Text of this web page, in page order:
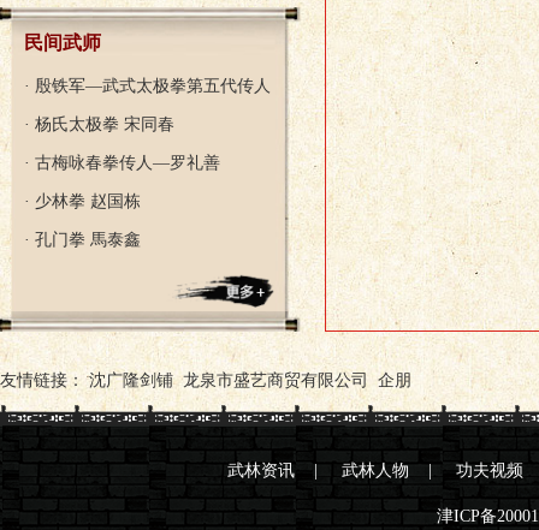
民间武师
· 殷铁军—武式太极拳第五代传人
· 杨氏太极拳 宋同春
· 古梅咏春拳传人—罗礼善
· 少林拳 赵国栋
· 孔门拳 馬泰鑫
友情链接：沈广隆剑铺 龙泉市盛艺商贸有限公司 企朋
武林资讯 |武林人物 |功夫视频
津ICP备